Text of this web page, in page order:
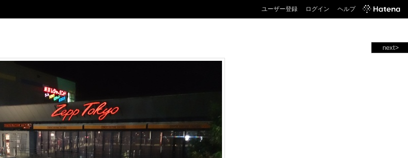
ユーザー登録 ログイン ヘルプ
next>